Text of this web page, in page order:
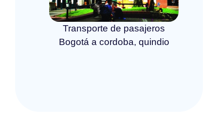
Transporte de pasajeros
Bogotá a cordoba, quindio